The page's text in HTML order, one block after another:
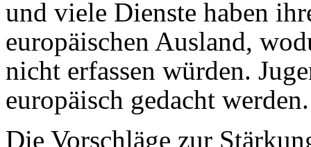
und viele Dienste haben
europäischen Ausland,
nicht erfassen würden.
europäisch gedacht werden.
Die Vorschläge zur